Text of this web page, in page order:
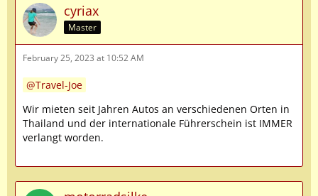
cyriax
Master
February 25, 2023 at 10:52 AM
Travel-Joe
Wir mieten seit Jahren Autos an verschiedenen Orten in
Thailand und der internationale Führerschein ist IMMER
verlangt worden.